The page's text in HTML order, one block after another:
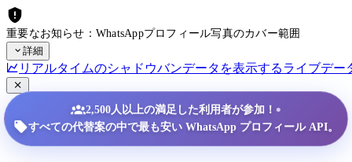
重要なお知らせ：WhatsAppプロフィール写真のカバー範囲
詳細
リアルタイムのシャドウバンデータを表示するライブデー
2,500人以上の満足した利用者が参加！ •
すべての代替案の中で最も安い WhatsApp プロフィール API。